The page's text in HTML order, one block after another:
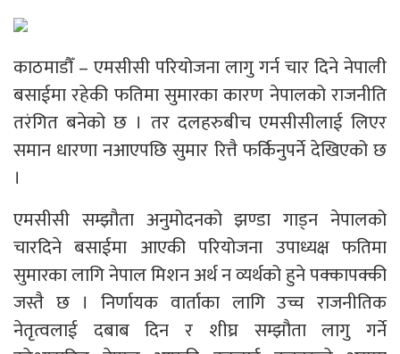
काठमाडौँ – एमसीसी परियोजना लागु गर्न चार दिने नेपाली
बसाईमा रहेकी फतिमा सुमारका कारण नेपालको राजनीति
तरंगित बनेको छ । तर दलहरुबीच एमसीसीलाई लिएर
समान धारणा नआएपछि सुमार रित्तै फर्किनुपर्ने देखिएको छ
।
एमसीसी सम्झौता अनुमोदनको झण्डा गाड्न नेपालको
चारदिने बसाईमा आएकी परियोजना उपाध्यक्ष फतिमा
सुमारका लागि नेपाल मिशन अर्थ न व्यर्थको हुने पक्कापक्की
जस्तै छ । निर्णायक वार्ताका लागि उच्च राजनीतिक
नेतृत्वलाई दबाब दिन र शीघ्र सम्झौता लागु गर्ने